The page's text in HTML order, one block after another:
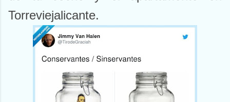
Torreviejalicante.